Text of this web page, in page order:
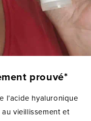
prouvé*
l’acide hyaluronique
vieillissement et